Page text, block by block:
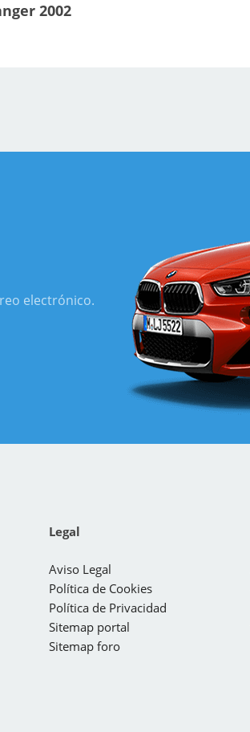
2002
electrónico.
Legal
Aviso Legal
Política de Cookies
Política de Privacidad
Sitemap portal
Sitemap foro